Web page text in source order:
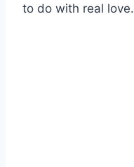
to do with real love.